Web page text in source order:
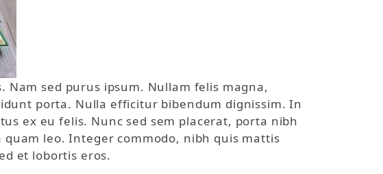
sed purus ipsum. Nullam felis magna,
porta. Nulla efficitur bibendum dignissim. In
ex eu felis. Nunc sed sem placerat, porta nibh
leo. Integer commodo, nibh quis mattis
et lobortis eros.